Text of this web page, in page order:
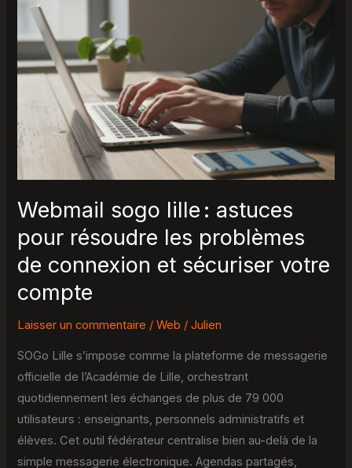
Webmail sogo lille : astuces
pour résoudre les problèmes
de connexion et sécuriser votre
compte
Laisser un commentaire /Web /Julien
SOGo Lille s’impose comme la plateforme de messagerie
officielle de l’Académie de Lille, orchestrant
quotidiennement les échanges de plus de 79 000
utilisateurs : enseignants, personnels administratifs et
élèves. Cet outil fédérateur centralise bien au-delà de la
simple messagerie électronique. Agendas partagés,
Webmail
sogo
astuces
résoudre
les
problèmes
de
connexion
et
sécuriser
votre